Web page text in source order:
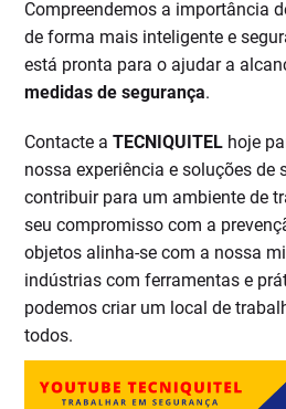
Compreendemos a importância
de forma mais inteligente e
está pronta para o ajudar a
medidas de segurança.
Contacte aTECNIQUITEL hoje
nossa experiência e soluções de
contribuir para um ambiente de
seu compromisso com a
objetos alinha-se com a nossa
indústrias com ferramentas e
podemos criar um local de
todos.